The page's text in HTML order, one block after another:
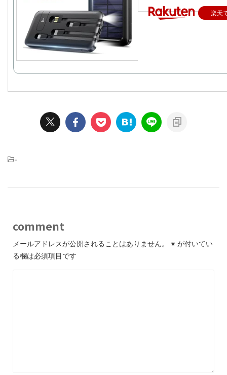
楽天
-
comment
メールアドレスが公開されることはありません。 ※ が付いてい
る欄は必須項目です